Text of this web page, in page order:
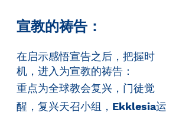
宣教的祷告：
在启示感悟宣告之后，把握时
机，进入为宣教的祷告：
重点为全球教会复兴，门徒觉
醒，复兴天召小组， Ekklesia运